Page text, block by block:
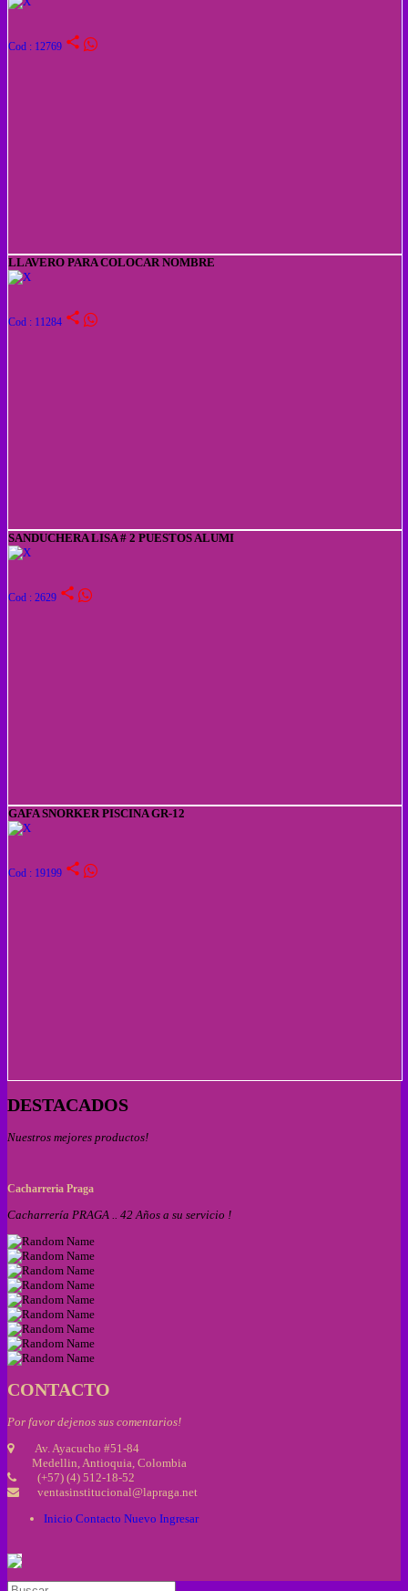
Cod : 12769 share
LLAVERO PARA COLOCAR NOMBRE
Cod : 11284 share
SANDUCHERA LISA # 2 PUESTOS ALUMI
Cod : 2629 share
GAFA SNORKER PISCINA GR-12
Cod : 19199 share
DESTACADOS
Nuestros mejores productos!
Cacharreria Praga
Cacharrería PRAGA .. 42 Años a su servicio !
CONTACTO
Por favor dejenos sus comentarios!
Av. Ayacucho #51-84
Medellin, Antioquia, Colombia
(+57) (4) 512-18-52
ventasinstitucional@lapraga.net
Inicio Contacto Nuevo Ingresar